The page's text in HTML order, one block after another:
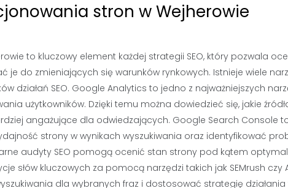
stron w Wejherowie
to kluczowy element każdej strategii SEO, który pozwala
do zmieniających się warunków rynkowych. Istnieje wiele
działań SEO. Google Analytics to jedno z najważniejszych
użytkowników. Dzięki temu można dowiedzieć się, jakie
angażujące dla odwiedzających. Google Search Console
strony w wynikach wyszukiwania oraz identyfikować
audyty SEO pomogą ocenić stan strony pod kątem
słów kluczowych za pomocą narzędzi takich jak SEMrush czy
dla wybranych fraz i dostosować strategię działania